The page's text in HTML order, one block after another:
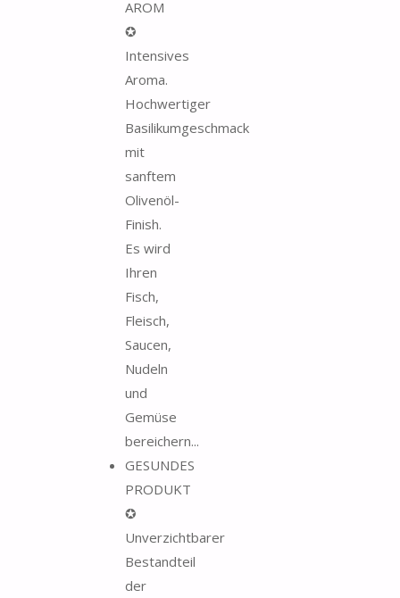
AROM
✪
Intensives
Aroma.
Hochwertiger
Basilikumgeschmack
mit
sanftem
Olivenöl-
Finish.
Es wird
Ihren
Fisch,
Fleisch,
Saucen,
Nudeln
und
Gemüse
bereichern...
GESUNDES
PRODUKT
✪
Unverzichtbarer
Bestandteil
der